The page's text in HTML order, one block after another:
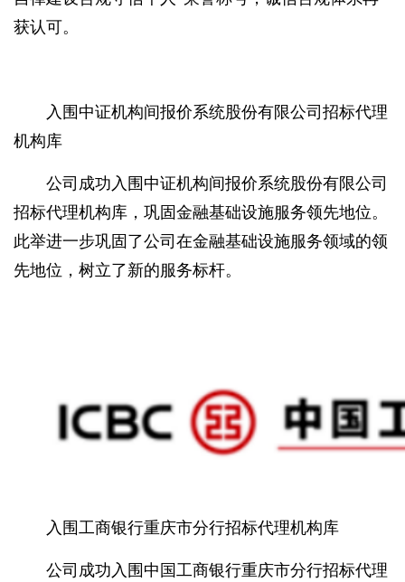
获认可。
入围中证机构间报价系统股份有限公司招标代理
机构库
公司成功入围中证机构间报价系统股份有限公司
招标代理机构库，巩固金融基础设施服务领先地位。
此举进一步巩固了公司在金融基础设施服务领域的领
先地位，树立了新的服务标杆。
入围工商银行重庆市分行招标代理机构库
公司成功入围中国工商银行重庆市分行招标代理